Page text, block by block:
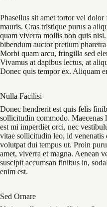
Phasellus sit amet tortor vel
mauris. Cras tristique purus a
quam viverra mollis non quis
bibendum auctor pretium
Morbi quam arcu, fringilla sed
Vivamus at dapibus lectus, at
Donec quis tempor ex. Aliquam
Nulla Facilisi
Donec hendrerit est quis felis
sollicitudin commodo. Maecenas
est mi imperdiet orci, nec
vitae sollicitudin leo, id
volutpat dui tempus ut. Proin
amet, viverra et magna. Aenean
suscipit accumsan finibus in,
enim est.
Sed Ornare